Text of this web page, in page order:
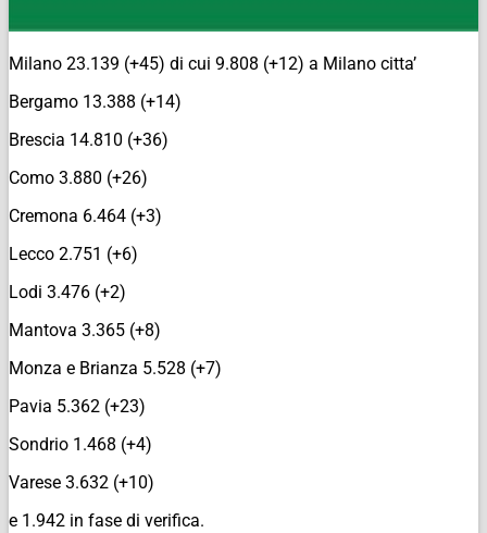
Milano 23.139 (+45) di cui 9.808 (+12) a Milano citta’
Bergamo 13.388 (+14)
Brescia 14.810 (+36)
Como 3.880 (+26)
Cremona 6.464 (+3)
Lecco 2.751 (+6)
Lodi 3.476 (+2)
Mantova 3.365 (+8)
Monza e Brianza 5.528 (+7)
Pavia 5.362 (+23)
Sondrio 1.468 (+4)
Varese 3.632 (+10)
e 1.942 in fase di verifica.